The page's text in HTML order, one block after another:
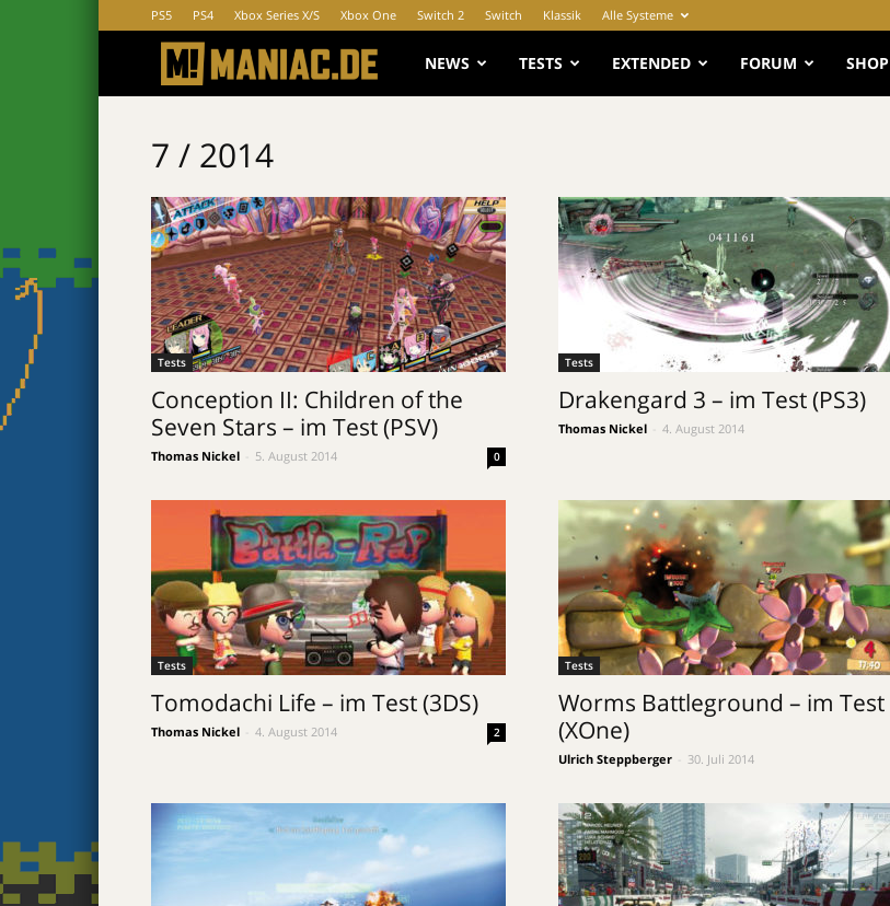
PS5 PS4 Xbox Series X/S Xbox One Switch 2 Switch Klassik Alle Systeme
MANIAC.de
NEWS TESTS EXTENDED FORUM SHOP
7 / 2014
Tests
Conception II: Children of the
Seven Stars – im Test (PSV)
Thomas Nickel 5. August 2014 0
Tests
Drakengard 3 – im Test (PS3)
Thomas Nickel 4. August 2014
Tests
Tomodachi Life – im Test (3DS)
Thomas Nickel 4. August 2014 2
Tests
Worms Battleground – im Test
(XOne)
Ulrich Steppberger 30. Juli 2014